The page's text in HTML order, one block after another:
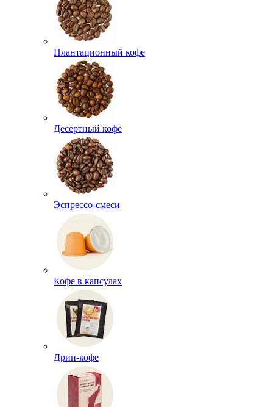
Плантационный кофе
Десертный кофе
Эспрессо-смеси
Кофе в капсулах
Дрип-кофе